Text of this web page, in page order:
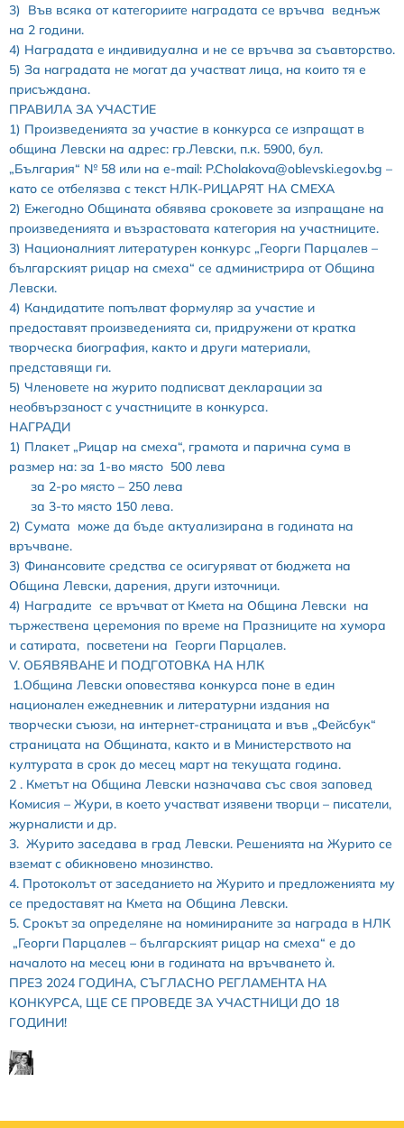
3) Във всяка от категориите наградата се връчва веднъж
на 2 години.
4) Наградата е индивидуална и не се връчва за съавторство.
5) За наградата не могат да участват лица, на които тя е
присъждана.
ПРАВИЛА ЗА УЧАСТИЕ
1) Произведенията за участие в конкурса се изпращат в
община Левски на адрес: гр.Левски, п.к. 5900, бул.
„България“ № 58 или на e-mail: P.Cholakova@oblevski.egov.bg –
като се отбелязва с текст НЛК-РИЦАРЯТ НА СМЕХА
2) Ежегодно Общината обявява сроковете за изпращане на
произведенията и възрастовата категория на участниците.
3) Националният литературен конкурс „Георги Парцалев –
българският рицар на смеха“ се администрира от Община
Левски.
4) Кандидатите попълват формуляр за участие и
предоставят произведенията си, придружени от кратка
творческа биография, както и други материали,
представящи ги.
5) Членовете на журито подписват декларации за
необвързаност с участниците в конкурса.
НАГРАДИ
1) Плакет „Рицар на смеха“, грамота и парична сума в
размер на: за 1-во място 500 лева
за 2-ро място – 250 лева
за 3-то място 150 лева.
2) Сумата може да бъде актуализирана в годината на
връчване.
3) Финансовите средства се осигуряват от бюджета на
Община Левски, дарения, други източници.
4) Наградите се връчват от Кмета на Община Левски на
тържествена церемония по време на Празниците на хумора
и сатирата, посветени на Георги Парцалев.
V. ОБЯВЯВАНЕ И ПОДГОТОВКА НА НЛК
1.Община Левски оповестява конкурса поне в един
национален ежедневник и литературни издания на
творчески съюзи, на интернет-страницата и във „Фейсбук“
страницата на Общината, както и в Министерството на
културата в срок до месец март на текущата година.
2 . Кметът на Община Левски назначава със своя заповед
Комисия – Жури, в което участват изявени творци – писатели,
журналисти и др.
3. Журито заседава в град Левски. Решенията на Журито се
вземат с обикновено мнозинство.
4. Протоколът от заседанието на Журито и предложенията му
се предоставят на Кмета на Община Левски.
5. Срокът за определяне на номинираните за награда в НЛК
„Георги Парцалев – българският рицар на смеха“ e до
началото на месец юни в годината на връчването ѝ.
ПРЕЗ 2024 ГОДИНА, СЪГЛАСНО РЕГЛАМЕНТА НА
КОНКУРСА, ЩЕ СЕ ПРОВЕДЕ ЗА УЧАСТНИЦИ ДО 18
ГОДИНИ!